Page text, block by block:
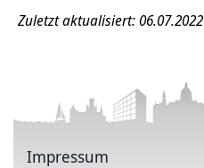
Zuletzt aktualisiert: 06.07.2022
Impressum